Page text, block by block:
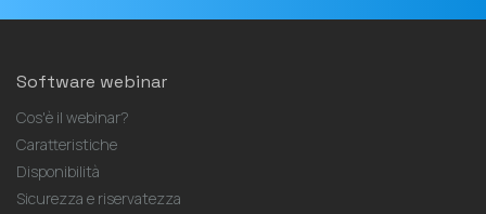
Software webinar
Cos'è il webinar?
Caratteristiche
Disponibilità
Sicurezza e riservatezza